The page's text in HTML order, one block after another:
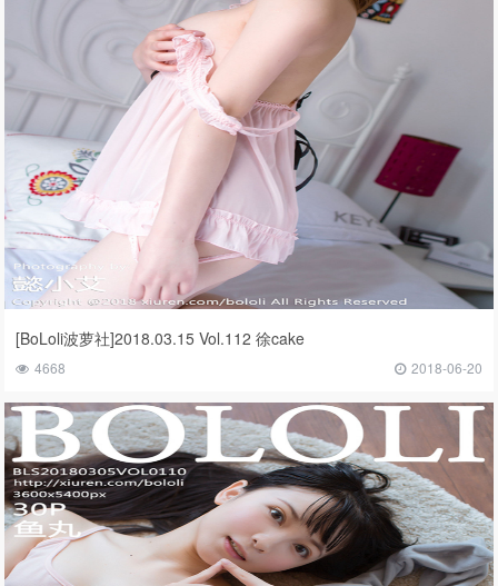
[BoLoli波萝社]2018.03.15 Vol.112 徐cake
4668 2018-06-20